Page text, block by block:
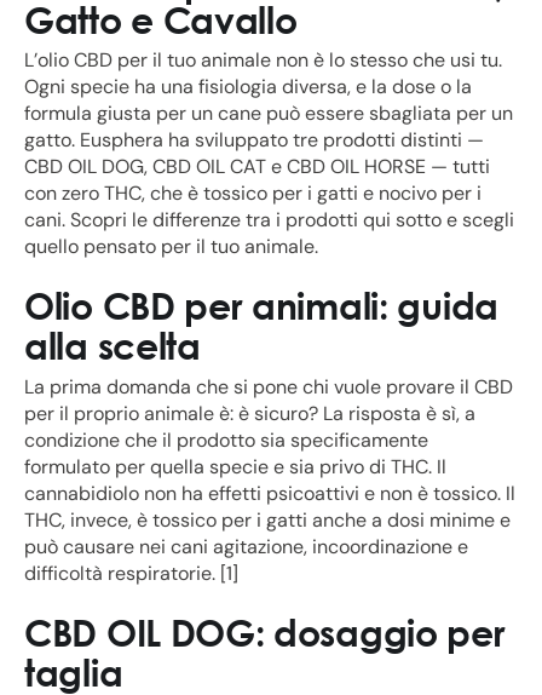
Gatto e Cavallo
L’olio CBD per il tuo animale non è lo stesso che usi tu.
Ogni specie ha una fisiologia diversa, e la dose o la
formula giusta per un cane può essere sbagliata per un
gatto. Eusphera ha sviluppato tre prodotti distinti —
CBD OIL DOG, CBD OIL CAT e CBD OIL HORSE — tutti
con zero THC, che è tossico per i gatti e nocivo per i
cani. Scopri le differenze tra i prodotti qui sotto e scegli
quello pensato per il tuo animale.
Olio CBD per animali: guida
alla scelta
La prima domanda che si pone chi vuole provare il CBD
per il proprio animale è: è sicuro? La risposta è sì, a
condizione che il prodotto sia specificamente
formulato per quella specie e sia privo di THC. Il
cannabidiolo non ha effetti psicoattivi e non è tossico. Il
THC, invece, è tossico per i gatti anche a dosi minime e
può causare nei cani agitazione, incoordinazione e
difficoltà respiratorie. [1]
CBD OIL DOG: dosaggio per
taglia